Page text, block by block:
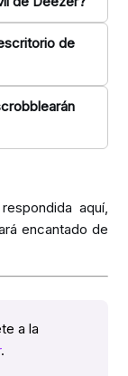
de
aquí,
encantado de
a la
.